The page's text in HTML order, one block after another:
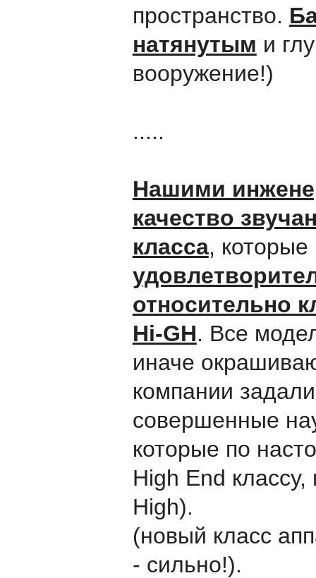
пространство.
натянутым и
вооружение!)
.....
Нашими
качество
класса,
относительно
Hi-GH. Все
иначе
компании
совершенные
которые по
High End
High).
(новый класс
- сильно!).